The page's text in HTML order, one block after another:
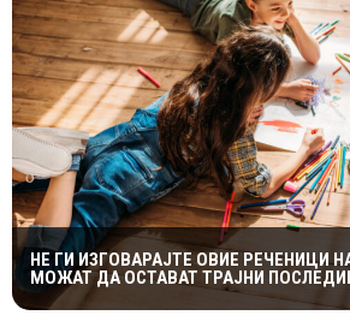
НЕ ГИ ИЗГОВАРАЈТЕ ОВИЕ РЕЧЕНИЦИ
МОЖАТ ДА ОСТАВАТ ТРАЈНИ